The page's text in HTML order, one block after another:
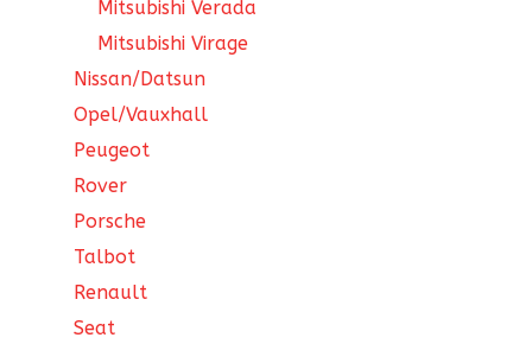
Mitsubishi Verada
Mitsubishi Virage
Nissan/Datsun
Opel/Vauxhall
Peugeot
Rover
Porsche
Talbot
Renault
Seat